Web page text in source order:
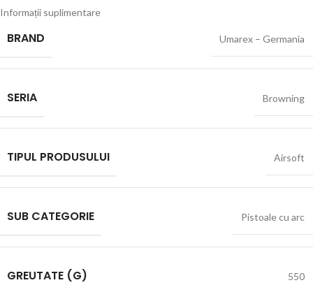
Informații suplimentare
BRAND Umarex – Germania
SERIA Browning
TIPUL PRODUSULUI Airsoft
SUB CATEGORIE Pistoale cu arc
GREUTATE (G) 550